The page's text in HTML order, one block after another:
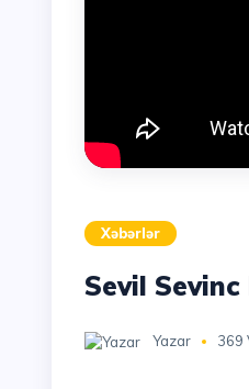
Xəbərlər
Sevil Sevinc
Yazar 369